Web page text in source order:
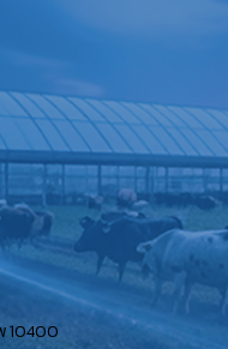
บที่ 2) พ.ศ. 2549
นทดรองราชการเพื่อช่วย
.ศ. 2546
10400